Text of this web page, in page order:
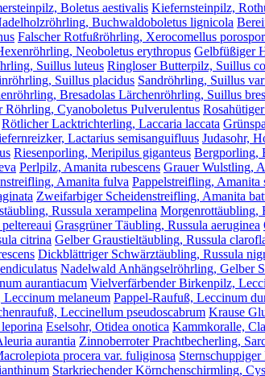
Boletus aestivalis Kiefernsteinpilz,
Buchwaldoboletus lignicola
Falscher Rotfußröhrling, Xerocomellus
Neoboletus erythropus Gelbfüßiger
Suillus luteus Ringloser Butterpilz, Suillus
Suillus placidus Sandröhrling, Suillus
Bresadolas Lärchenröhrling, Suillus
Röhrling, Cyanoboletus Pulverulentus
Rötlicher Lacktrichterling, Laccaria laccata
Lactarius semisanguifluus Judasohr,
Riesenporling, Meripilus giganteus Bergporling,
Perlpilz, Amanita rubescens Grauer Wulstling,
Amanita fulva Pappelstreifling, Amanita
Zweifarbiger Scheidenstreifling, Amanita
Russula xerampelina Morgenrottäubling,
Grasgrüner Täubling, Russula aeruginea
citrina Gelber Graustieltäubling, Russula
Dickblättriger Schwärztäubling, Russula
Nadelwald Anhängselröhrling, Gelber
aurantiacum Vielverfärbender Birkenpilz,
melaneum Pappel-Raufuß, Leccinum
Leccinellum pseudoscabrum Krause
Eselsohr, Otidea onotica Kammkoralle,
aurantia Zinnoberroter Prachtbecherling,
procera var. fuliginosa
Starkriechender Körnchenschirmling,